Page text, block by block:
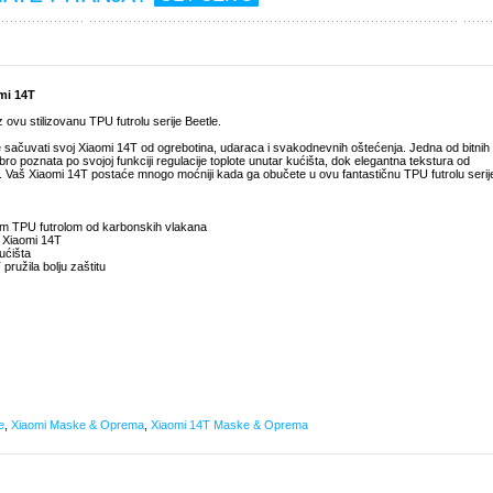
14T
stilizovanu TPU futrolu serije Beetle.
svoj Xiaomi 14T od ogrebotina, udaraca i svakodnevnih oštećenja. Jedna od bitnih
poznata po svojoj funkciji regulacije toplote unutar kućišta, dok elegantna tekstura od
Xiaomi 14T postaće mnogo moćniji kada ga obučete u ovu fantastičnu TPU futrolu
TPU futrolom od karbonskih vlakana
14T
pružila bolju zaštitu
Xiaomi Maske & Oprema Xiaomi 14T Maske & Oprema